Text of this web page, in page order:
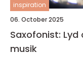
inspiration
06. October 2025
Saxofonist:
musik